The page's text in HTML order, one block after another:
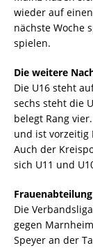
wieder auf
nächste Woche
spielen.
Die weitere
Die U16 steht
sechs steht die
belegt Rang
und ist vorzeitig
Auch der
sich U11 und
Frauenabteilung
Die
gegen
Speyer an der